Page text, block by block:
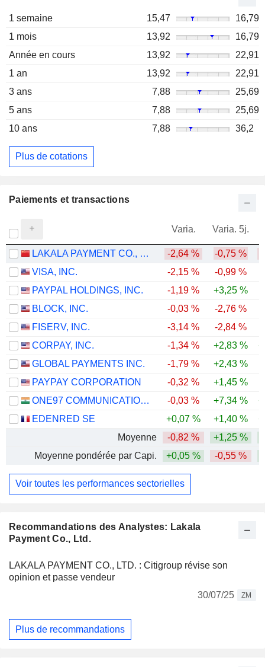
Recommandations des Analystes: Lakala
Payment Co., Ltd.
LAKALA PAYMENT CO., LTD. : Citigroup révise son
opinion et passe vendeur
30/07/25
ZM
Plus de recommandations
1 semaine 15,47
16,79
1 mois
13,92
16,79
Année en cours
13,92
22,91
1 an
13,92
22,91
3 ans
7,88
25,69
5 ans
7,88
25,69
10 ans
7,88 36,2
Plus de cotations
Paiements et transactions
Varia. Varia. 5j.
LAKALA PAYMENT CO., LTD. -2,64 % -0,75 %
VISA, INC.
-2,15 % -0,99 %
PAYPAL HOLDINGS, INC.
-1,19 % +3,25 %
BLOCK, INC.
-0,03 % -2,76 %
FISERV, INC.
-3,14 % -2,84 %
CORPAY, INC.
-1,34 % +2,83 %
GLOBAL PAYMENTS INC.
-1,79 % +2,43 %
PAYPAY CORPORATION
-0,32 %
+1,45 %
ONE97 COMMUNICATIONS LIMITED
-0,03 % +7,34 %
EDENRED SE
+0,07 % +1,40 %
Moyenne
-0,82 % +1,25 %
Moyenne pondérée par Capi.
+0,05 % -0,55 %
Voir toutes les performances sectorielles